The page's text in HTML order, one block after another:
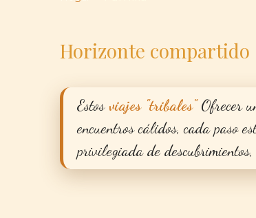
Horizonte compartido
Estos viajes "tribales"Ofrecer
encuentros cálidos, cada paso
privilegiada de